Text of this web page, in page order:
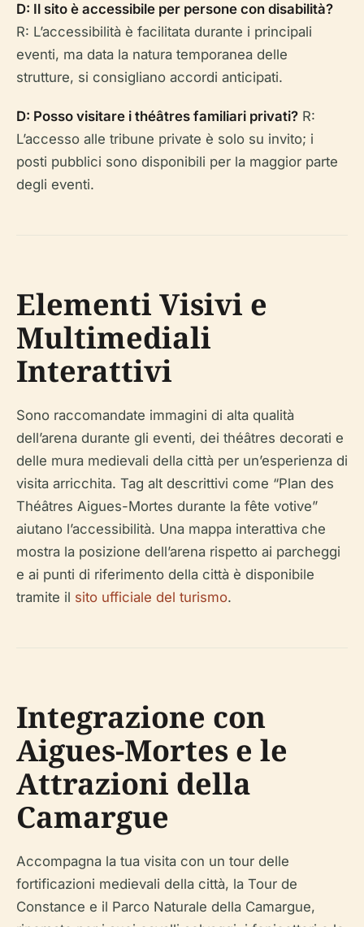
D: Il sito è accessibile per persone con disabilità?
R: L’accessibilità è facilitata durante i principali
eventi, ma data la natura temporanea delle
strutture, si consigliano accordi anticipati.
D: Posso visitare i théâtres familiari privati? R:
L’accesso alle tribune private è solo su invito; i
posti pubblici sono disponibili per la maggior parte
degli eventi.
Elementi Visivi e
Multimediali
Interattivi
Sono raccomandate immagini di alta qualità
dell’arena durante gli eventi, dei théâtres decorati e
delle mura medievali della città per un’esperienza di
visita arricchita. Tag alt descrittivi come “Plan des
Théâtres Aigues-Mortes durante la fête votive”
aiutano l’accessibilità. Una mappa interattiva che
mostra la posizione dell’arena rispetto ai parcheggi
e ai punti di riferimento della città è disponibile
tramite il sito ufficiale del turismo.
Integrazione con
Aigues-Mortes e le
Attrazioni della
Camargue
Accompagna la tua visita con un tour delle
fortificazioni medievali della città, la Tour de
Constance e il Parco Naturale della Camargue,